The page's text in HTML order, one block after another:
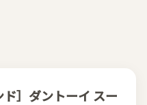
］ダントーイ スー